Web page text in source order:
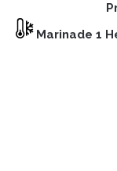
Marinade 1